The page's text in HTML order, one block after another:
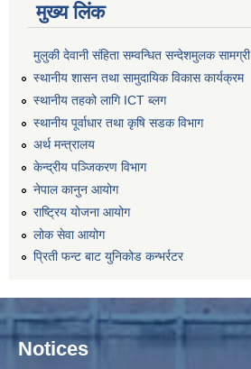
मुख्य लिंक
मुलुकी देवानी संहिता सम्वन्धित सन्देशमुलक सामग्री
स्थानीय शासन तथा सामुदायिक विकास कार्यक्रम
स्थानीय तहको लागि ICT ब्लग
स्थानीय पूर्वाधार तथा कृषि सडक विभाग
अर्थ मन्त्रालय
केन्द्रीय पञ्जिकरण विभाग
नेपाल कानुन आयोग
राष्ट्रिय योजना आयोग
लोक सेवा आयोग
प्रिती फन्ट बाट युनिकोड कन्भर्रटर
Notices